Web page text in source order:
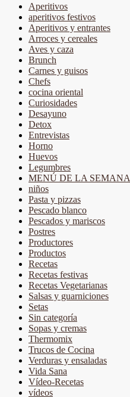
Aperitivos
aperitivos festivos
Aperitivos y entrantes
Arroces y cereales
Aves y caza
Brunch
Carnes y guisos
Chefs
cocina oriental
Curiosidades
Desayuno
Detox
Entrevistas
Horno
Huevos
Legumbres
MENÚ DE LA SEMANA
niños
Pasta y pizzas
Pescado blanco
Pescados y mariscos
Postres
Productores
Productos
Recetas
Recetas festivas
Recetas Vegetarianas
Salsas y guarniciones
Setas
Sin categoría
Sopas y cremas
Thermomix
Trucos de Cocina
Verduras y ensaladas
Vida Sana
Vídeo-Recetas
vídeos